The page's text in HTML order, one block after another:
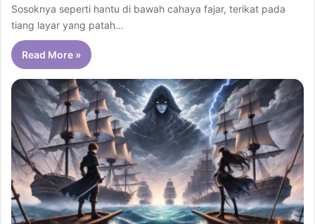
Sosoknya seperti hantu di bawah cahaya fajar, terikat pada
tiang layar yang patah…
Read More »